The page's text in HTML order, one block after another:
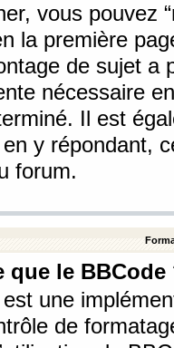
vous pouvez
la première
de sujet a
nécessaire
Il est
y répondant,
forum.
que le BBCode
une
de